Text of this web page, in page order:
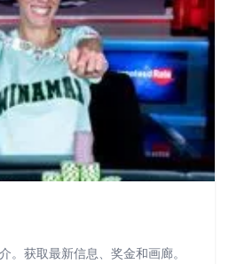
获取最新信息、奖金和画廊。